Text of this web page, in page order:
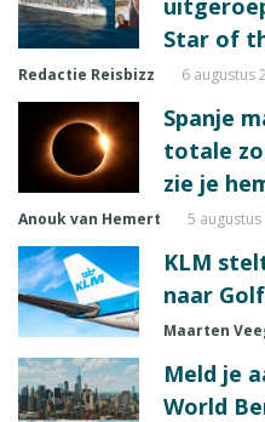
Star of
Redactie Reisbizz 6 augustus
Spanje
totale
zie je
Anouk van Hemert 5
KLM
naar
Maarten
Meld je
World